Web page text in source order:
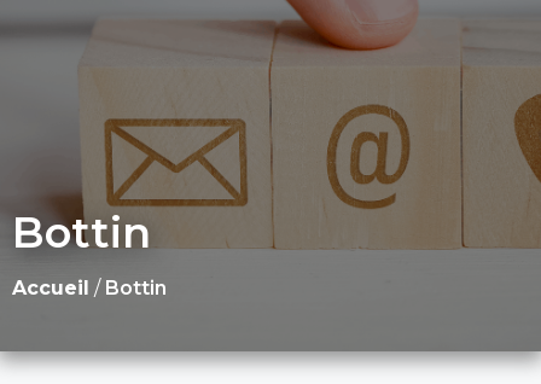
Bottin
Accueil / Bottin